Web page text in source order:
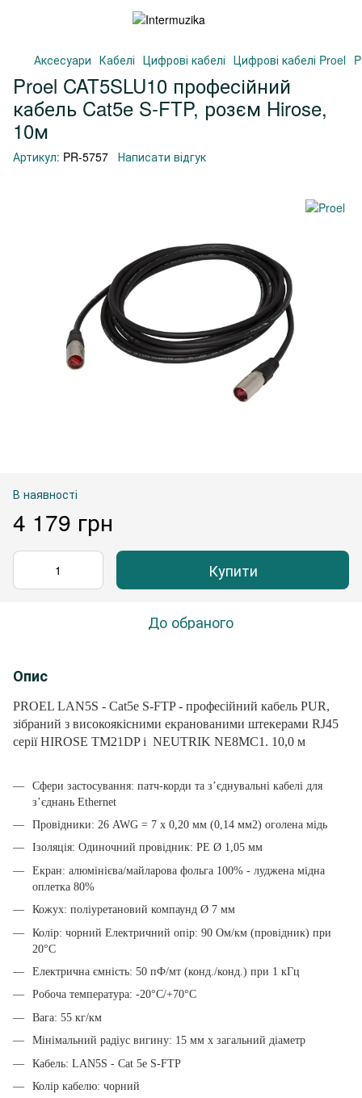
Аксесуари Кабелі Цифрові кабелі Цифрові кабелі Proel
Proel CAT5SLU10 професійний
кабель Cat5e S-FTP, розєм Hirose,
10м
Артикул: PR-5757 Написати відгук
В наявності
4 179 грн
Купити
До обраного
Опис
PROEL LAN5S - Cat5e S-FTP - професійний кабель PUR,
зібраний з високоякісними екранованими штекерами RJ45
серії HIROSE TM21DP і NEUTRIK NE8MC1. 10,0 м
Сфери застосування: патч-корди та з’єднувальні кабелі для
з’єднань Ethernet
Провідники: 26 AWG = 7 x 0,20 мм (0,14 мм2) оголена мідь
Ізоляція: Одиночний провідник: PE Ø 1,05 мм
Екран: алюмінієва/майларова фольга 100% - луджена мідна
оплетка 80%
Кожух: поліуретановий компаунд Ø 7 мм
Колір: чорний Електричний опір: 90 Ом/км (провідник) при
20°C
Електрична ємність: 50 пФ/мт (конд./конд.) при 1 кГц
Робоча температура: -20°C/+70°C
Вага: 55 кг/км
Мінімальний радіус вигину: 15 мм х загальний діаметр
Кабель: LAN5S - Cat 5e S-FTP
Колір кабелю: чорний